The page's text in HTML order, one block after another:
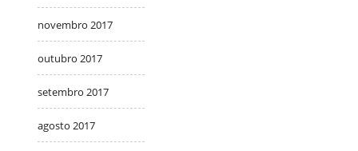
novembro 2017
outubro 2017
setembro 2017
agosto 2017